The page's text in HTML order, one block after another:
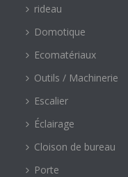
rideau
Domotique
Ecomatériaux
Outils / Machinerie
Escalier
Éclairage
Cloison de bureau
Porte